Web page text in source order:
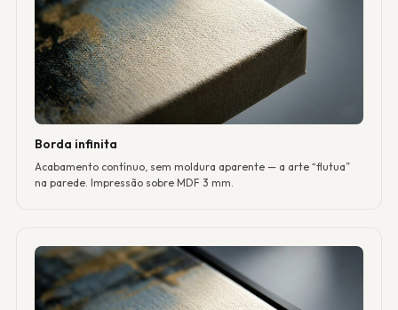
Borda infinita
Acabamento contínuo, sem moldura aparente — a arte “flutua”
na parede. Impressão sobre MDF 3 mm.